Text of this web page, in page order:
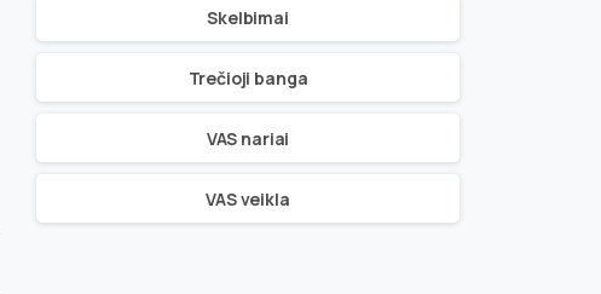
Skelbimai
Trečioji banga
VAS nariai
VAS veikla